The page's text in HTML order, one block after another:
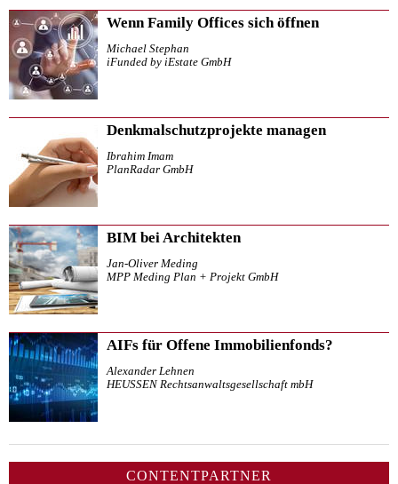
Wenn Family Offices sich öffnen
Michael Stephan
iFunded by iEstate GmbH
Denkmalschutzprojekte managen
Ibrahim Imam
PlanRadar GmbH
BIM bei Architekten
Jan-Oliver Meding
MPP Meding Plan + Projekt GmbH
AIFs für Offene Immobilienfonds?
Alexander Lehnen
HEUSSEN Rechtsanwaltsgesellschaft mbH
CONTENTPARTNER